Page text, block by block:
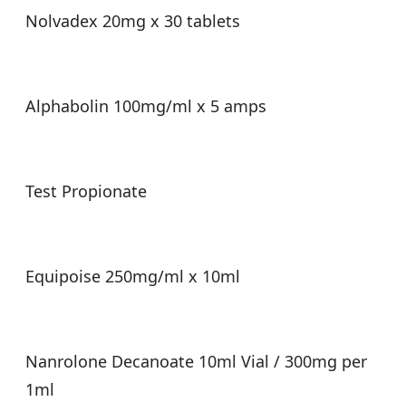
Nolvadex 20mg x 30 tablets
Alphabolin 100mg/ml x 5 amps
Test Propionate
Equipoise 250mg/ml x 10ml
Nanrolone Decanoate 10ml Vial / 300mg per
1ml